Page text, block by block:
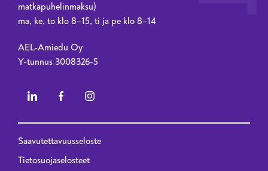
matkapuhelinmaksu)
ma, ke, to klo 8–15, ti ja pe klo 8–14
AEL-Amiedu Oy
Y-tunnus 3008326-5
Privacy menu - 2023 renewal
Saavutettavuusseloste
Tietosuojaselosteet